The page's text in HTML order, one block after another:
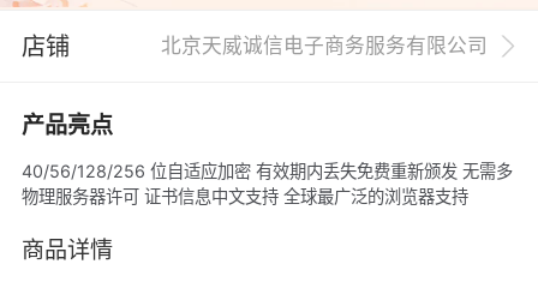
店铺 北京天威诚信电子商务服务有限公司
产品亮点
40/56/128/256 位自适应加密 有效期内丢失免费重新颁发 无需多
物理服务器许可 证书信息中文支持 全球最广泛的浏览器支持
商品详情